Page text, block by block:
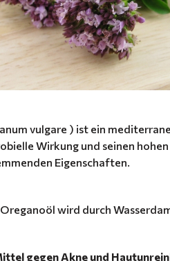
vulgare ) ist ein
Wirkung und seinen
Eigenschaften.
wird durch
gegen Akne und